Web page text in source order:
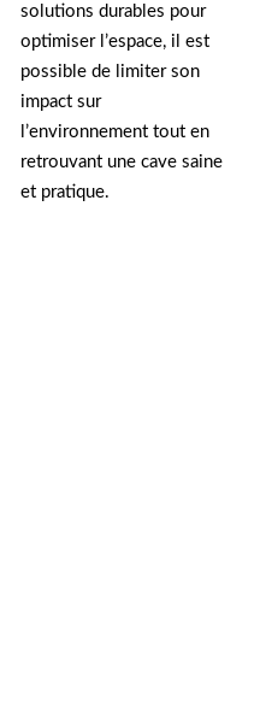
solutions durables pour
optimiser l’espace, il est
possible de limiter son
impact sur
l’environnement tout en
retrouvant une cave saine
et pratique.